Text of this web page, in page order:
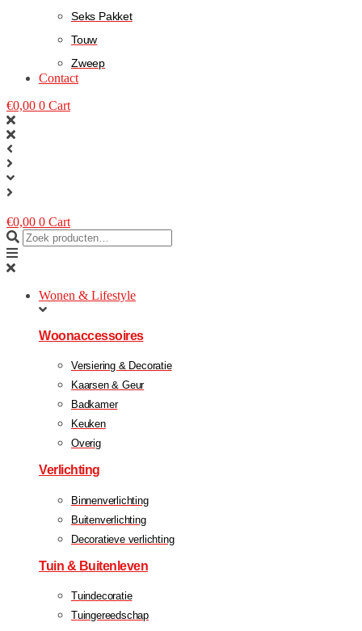
Seks Pakket
Touw
Zweep
Contact
€0,00 0 Cart
€0,00 0 Cart
Wonen & Lifestyle
Woonaccessoires
Versiering & Decoratie
Kaarsen & Geur
Badkamer
Keuken
Overig
Verlichting
Binnenverlichting
Buitenverlichting
Decoratieve verlichting
Tuin & Buitenleven
Tuindecoratie
Tuingereedschap